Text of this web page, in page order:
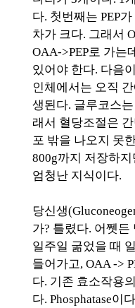
다. 첫번째는 PEP가
차가 크다. 그래서
OAA->PEP로 가는
있어야 한다. 다음
인체에서는 오직
생된다. 글루코스
래서 혈당조절은
포 밖을 나오지 못
800g까지 저장하
엄청난 지식이다.
당신생
가? 틀렸다. 어쩻든
일주일 굶었을 때
들어가고, OAA ->
다. 기존 효소작용
다. Phosphatase이다